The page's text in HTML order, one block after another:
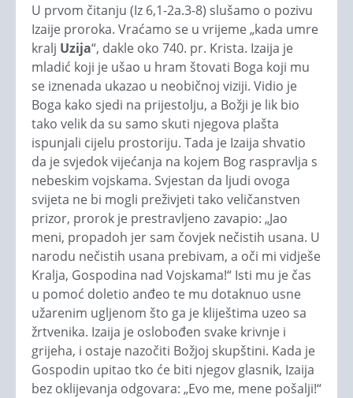
U prvom čitanju (Iz 6,1-2a.3-8) slušamo o pozivu
Izaije proroka. Vraćamo se u vrijeme „kada umre
kralj Uzija“, dakle oko 740. pr. Krista. Izaija je
mladić koji je ušao u hram štovati Boga koji mu
se iznenada ukazao u neobičnoj viziji. Vidio je
Boga kako sjedi na prijestolju, a Božji je lik bio
tako velik da su samo skuti njegova plašta
ispunjali cijelu prostoriju. Tada je Izaija shvatio
da je svjedok vijećanja na kojem Bog raspravlja s
nebeskim vojskama. Svjestan da ljudi ovoga
svijeta ne bi mogli preživjeti tako veličanstven
prizor, prorok je prestravljeno zavapio: „Jao
meni, propadoh jer sam čovjek nečistih usana. U
narodu nečistih usana prebivam, a oči mi vidješe
Kralja, Gospodina nad Vojskama!“ Isti mu je čas
u pomoć doletio anđeo te mu dotaknuo usne
užarenim ugljenom što ga je kliještima uzeo sa
žrtvenika. Izaija je oslobođen svake krivnje i
grijeha, i ostaje nazočiti Božjoj skupštini. Kada je
Gospodin upitao tko će biti njegov glasnik, Izaija
bez oklijevanja odgovara: „Evo me, mene pošalji!“